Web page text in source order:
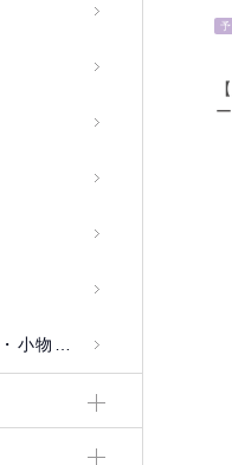
物入れ